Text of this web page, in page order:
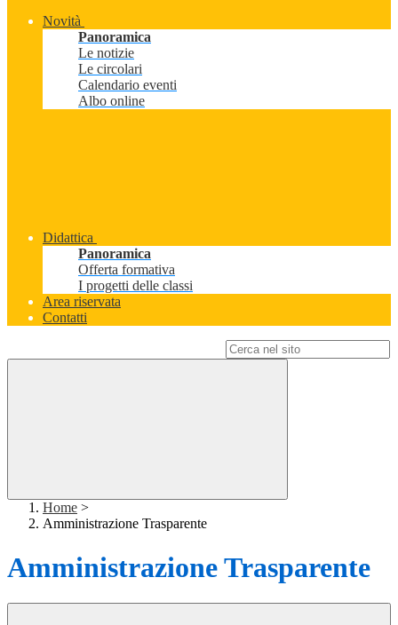
Novità
Panoramica
Le notizie
Le circolari
Calendario eventi
Albo online
Didattica
Panoramica
Offerta formativa
I progetti delle classi
Area riservata
Contatti
Home >
Amministrazione Trasparente
Amministrazione Trasparente